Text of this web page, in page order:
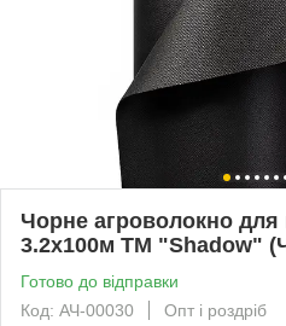
Чорне агроволокно
3.2х100м TM "Shadow"
Готово до відправки
Код: АЧ-00030
Опт і роздріб